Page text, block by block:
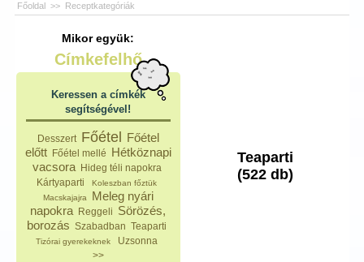
Főoldal >> Receptkategóriák
Mikor együk:
Címkefelhő
Keressen a címkék
segítségével!
Desszert Főétel
Főétel
előtt Főétel mellé Hétköznapi
vacsora Hideg téli napokra
Kártyaparti
Koleszban főztük
Macskajajra
Meleg nyári
napokra Reggeli Sörözés,
borozás Szabadban Teaparti
Tizórai gyerekeknek
Uzsonna
>>
Teaparti
(522 db)